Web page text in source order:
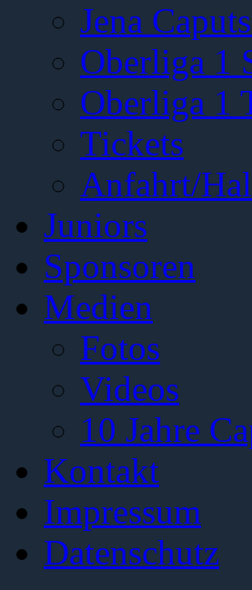
Jena
Oberliga 1
Oberliga 1
Tickets
Anfahrt/
Juniors
Sponsoren
Medien
Fotos
Videos
10 Jahre
Kontakt
Impressum
Datenschutz